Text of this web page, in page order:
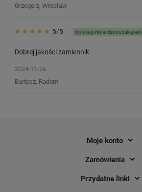
Grzegorz, Wrocław
5/5 Opinia potwierdzona zakupem
Dobrej jakości zamiennik
2024-11-26
Bartosz, Radom
Moje konto
Zamówienia
Przydatne linki